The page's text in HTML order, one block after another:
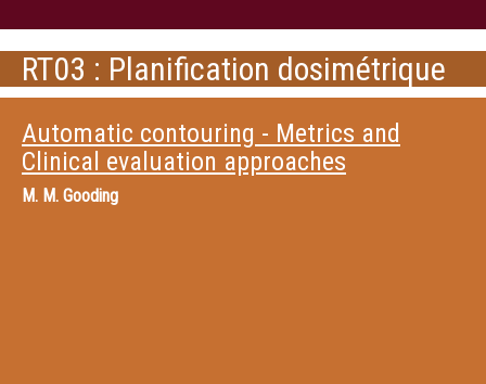
RT03 : Planification dosimétrique
Automatic contouring - Metrics and
Clinical evaluation approaches
M. M. Gooding